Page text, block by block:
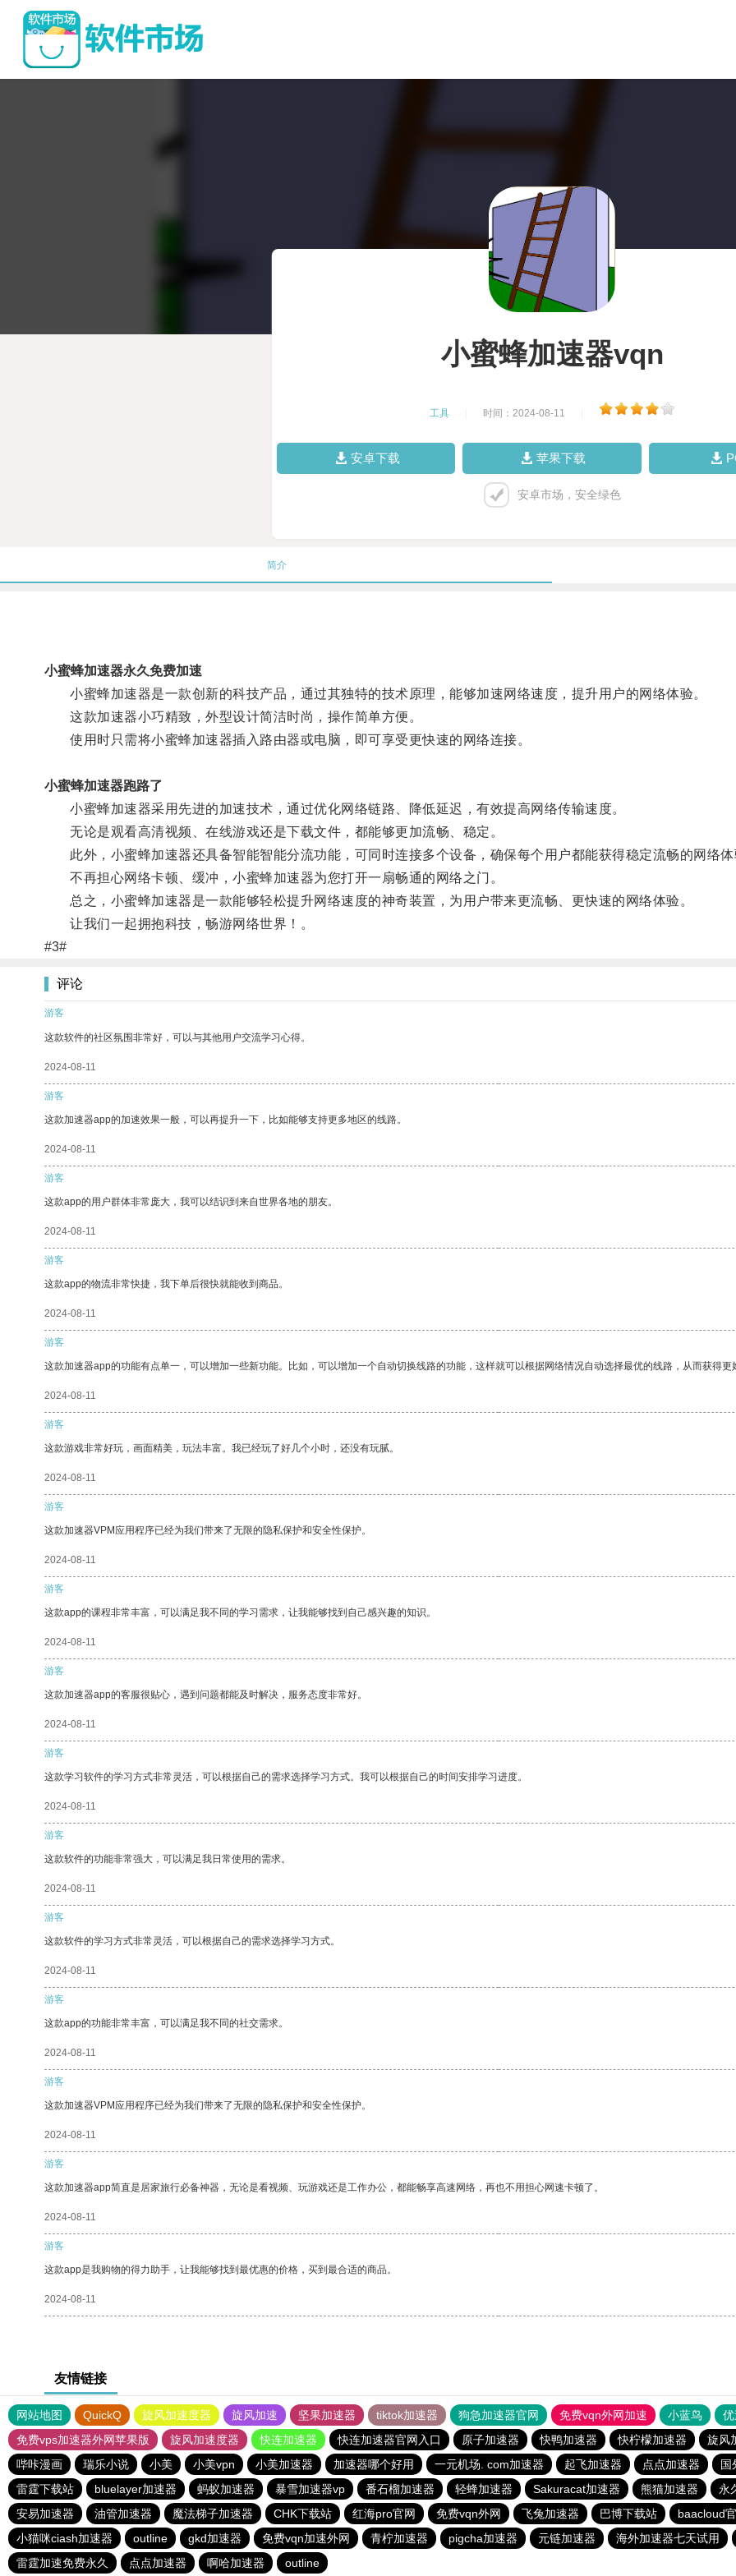
小蜜蜂加速器vqn
工具 时间：2024-08-11
安卓下载 苹果下载
安卓市场，安全绿色
简介
小蜜蜂加速器永久免费加速
小蜜蜂加速器是一款创新的科技产品，通过其独特的技术原理，能够加速网络速度，提升用户的网络体验。
这款加速器小巧精致，外型设计简洁时尚，操作简单方便。
使用时只需将小蜜蜂加速器插入路由器或电脑，即可享受更快速的网络连接。
小蜜蜂加速器跑路了
小蜜蜂加速器采用先进的加速技术，通过优化网络链路、降低延迟，有效提高网络传输速度。
无论是观看高清视频、在线游戏还是下载文件，都能够更加流畅、稳定。
此外，小蜜蜂加速器还具备智能智能分流功能，可同时连接多个设备，确保每个用户都能获得稳定流畅的网络体
不再担心网络卡顿、缓冲，小蜜蜂加速器为您打开一扇畅通的网络之门。
总之，小蜜蜂加速器是一款能够轻松提升网络速度的神奇装置，为用户带来更流畅、更快速的网络体验。
让我们一起拥抱科技，畅游网络世界！。
#3#
评论
游客
这款软件的社区氛围非常好，可以与其他用户交流学习心得。
2024-08-11
游客
这款加速器app的加速效果一般，可以再提升一下，比如能够支持更多地区的线路。
2024-08-11
游客
这款app的用户群体非常庞大，我可以结识到来自世界各地的朋友。
2024-08-11
游客
这款app的物流非常快捷，我下单后很快就能收到商品。
2024-08-11
游客
这款加速器app的功能有点单一，可以增加一些新功能。比如，可以增加一个自动切换线路的功能，这样就可以根据网络情况自动选择最优的线路，从而获得更
2024-08-11
游客
这款游戏非常好玩，画面精美，玩法丰富。我已经玩了好几个小时，还没有玩腻。
2024-08-11
游客
这款加速器VPM应用程序已经为我们带来了无限的隐私保护和安全性保护。
2024-08-11
游客
这款app的课程非常丰富，可以满足我不同的学习需求，让我能够找到自己感兴趣的知识。
2024-08-11
游客
这款加速器app的客服很贴心，遇到问题都能及时解决，服务态度非常好。
2024-08-11
游客
这款学习软件的学习方式非常灵活，可以根据自己的需求选择学习方式。我可以根据自己的时间安排学习进度。
2024-08-11
游客
这款软件的功能非常强大，可以满足我日常使用的需求。
2024-08-11
游客
这款软件的学习方式非常灵活，可以根据自己的需求选择学习方式。
2024-08-11
游客
这款app的功能非常丰富，可以满足我不同的社交需求。
2024-08-11
游客
这款加速器VPM应用程序已经为我们带来了无限的隐私保护和安全性保护。
2024-08-11
游客
这款加速器app简直是居家旅行必备神器，无论是看视频、玩游戏还是工作办公，都能畅享高速网络，再也不用担心网速卡顿了。
2024-08-11
游客
这款app是我购物的得力助手，让我能够找到最优惠的价格，买到最合适的商品。
2024-08-11
友情链接
网站地图 QuickQ 旋风加速度器 旋风加速 坚果加速器 tiktok加速器 狗急加速器官网 免费vqn外网加速 小蓝鸟
免费vps加速器外网苹果版
旋风加速度器 快连加速器 快连加速器官网入口 原子加速器 快鸭加速器 快柠檬加速器 旋风
哔咔漫画
瑞乐小说 小美 小美vpn 小美加速器 加速器哪个好用 一元机场. com加速器 起飞加速器 点点加速器 国
雷霆下载站
bluelayer加速器 蚂蚁加速器 暴雪加速器vp 番石榴加速器 轻蜂加速器 Sakuracat加速器 熊猫加速器 永
安易加速器
油管加速器 魔法梯子加速器 CHK下载站 红海pro官网 免费vqn外网 飞兔加速器 巴博下载站 baacloud
小猫咪ciash加速器
outline gkd加速器 免费vqn加速外网 青柠加速器 pigcha加速器 元链加速器 海外加速器七天试用
雷霆加速免费永久
点点加速器 啊哈加速器 outline